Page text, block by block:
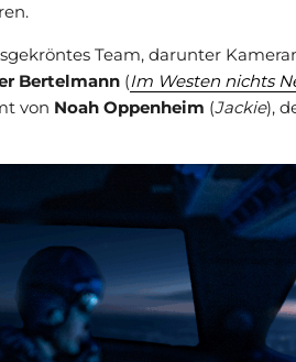
Team, darunter
Bertelmann (Im Westen nichts
von Noah Oppenheim (Jackie),